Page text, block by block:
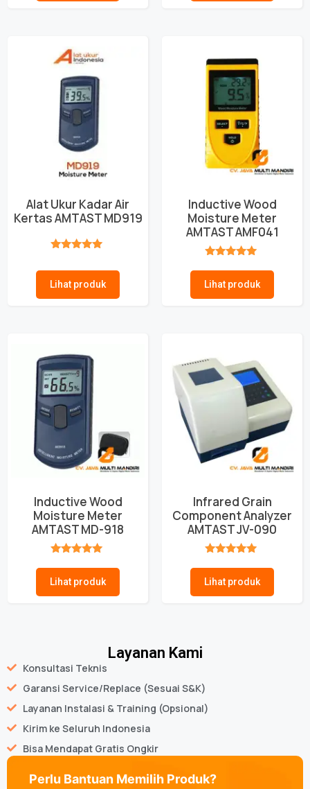
Alat Ukur Kadar Air
Kertas AMTAST MD919
Lihat produk
Inductive Wood
Moisture Meter
AMTAST AMF041
Lihat produk
Inductive Wood
Moisture Meter
AMTAST MD-918
Lihat produk
Infrared Grain
Component Analyzer
AMTAST JV-090
Lihat produk
Layanan Kami
Konsultasi Teknis
Garansi Service/Replace (Sesuai S&K)
Layanan Instalasi & Training (Opsional)
Kirim ke Seluruh Indonesia
Bisa Mendapat Gratis Ongkir
Perlu Bantuan Memilih Produk?